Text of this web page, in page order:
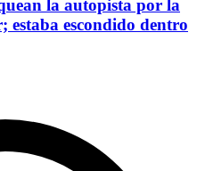
la autopista por la
estaba escondido dentro